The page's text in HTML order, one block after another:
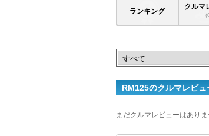
ランキング
クルマ
RM125のクルマレビュ
まだクルマレビューはあり